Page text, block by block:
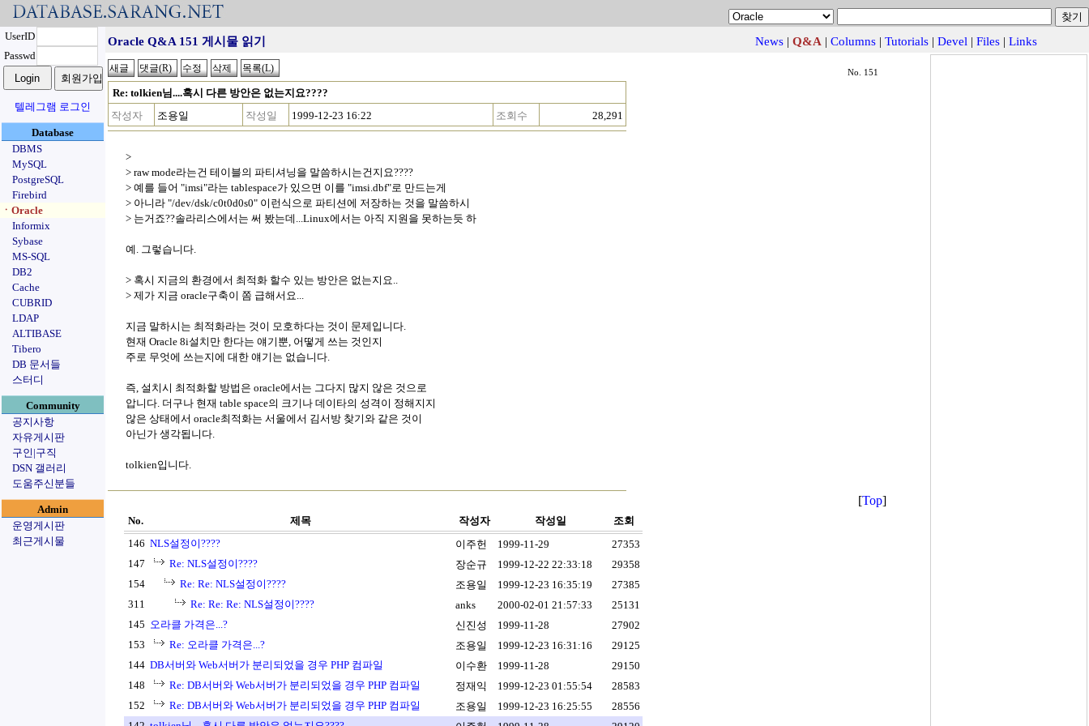
UserID
Passwd
텔레그램 로그인
Database
DBMS
MySQL
PostgreSQL
Firebird
ㆍOracle
Informix
Sybase
MS-SQL
DB2
Cache
CUBRID
LDAP
ALTIBASE
Tibero
DB 문서들
스터디
Community
공지사항
자유게시판
구인|구직
DSN 갤러리
도움주신분들
Admin
운영게시판
최근게시물
Oracle Q&A 151 게시물 읽기 News | Q&A | Columns | Tutorials | Devel | Files | Links
No. 151
Re: tolkien님....혹시 다른 방안은 없는지요????
작성자
조용일 작성일 1999-12-23 16:22 조회수 28,291
>
> raw mode라는건 테이블의 파티셔닝을 말씀하시는건지요????
> 예를 들어 "imsi"라는 tablespace가 있으면 이를 "imsi.dbf"로 만드는게
> 아니라 "/dev/dsk/c0t0d0s0" 이런식으로 파티션에 저장하는 것을 말씀하시
> 는거죠??솔라리스에서는 써 봤는데...Linux에서는 아직 지원을 못하는듯 하
예. 그렇습니다.
> 혹시 지금의 환경에서 최적화 할수 있는 방안은 없는지요..
> 제가 지금 oracle구축이 쫌 급해서요...
지금 말하시는 최적화라는 것이 모호하다는 것이 문제입니다.
현재 Oracle 8i설치만 한다는 얘기뿐, 어떻게 쓰는 것인지
주로 무엇에 쓰는지에 대한 얘기는 없습니다.
즉, 설치시 최적화할 방법은 oracle에서는 그다지 많지 않은 것으로
압니다. 더구나 현재 table space의 크기나 데이타의 성격이 정해지지
않은 상태에서 oracle최적화는 서울에서 김서방 찾기와 같은 것이
아닌가 생각됩니다.
tolkien입니다.
[Top]
No. 제목 작성자 작성일
조회
146 NLS설정이???? 이주헌 1999-11-29
27353
147
Re: NLS설정이???? 장순규 1999-12-22 22:33:18
29358
154
Re: Re: NLS설정이???? 조용일 1999-12-23 16:35:19
27385
311
Re: Re: Re: NLS설정이???? anks 2000-02-01 21:57:33
25131
145 오라클 가격은...? 신진성 1999-11-28
27902
153
Re: 오라클 가격은...? 조용일 1999-12-23 16:31:16
29125
144 DB서버와 Web서버가 분리되었을 경우 PHP 컴파일 이수환 1999-11-28
29150
148
Re: DB서버와 Web서버가 분리되었을 경우 PHP 컴파일 정재익 1999-12-23 01:55:54
28583
152
Re: DB서버와 Web서버가 분리되었을 경우 PHP 컴파일 조용일 1999-12-23 16:25:55
28556